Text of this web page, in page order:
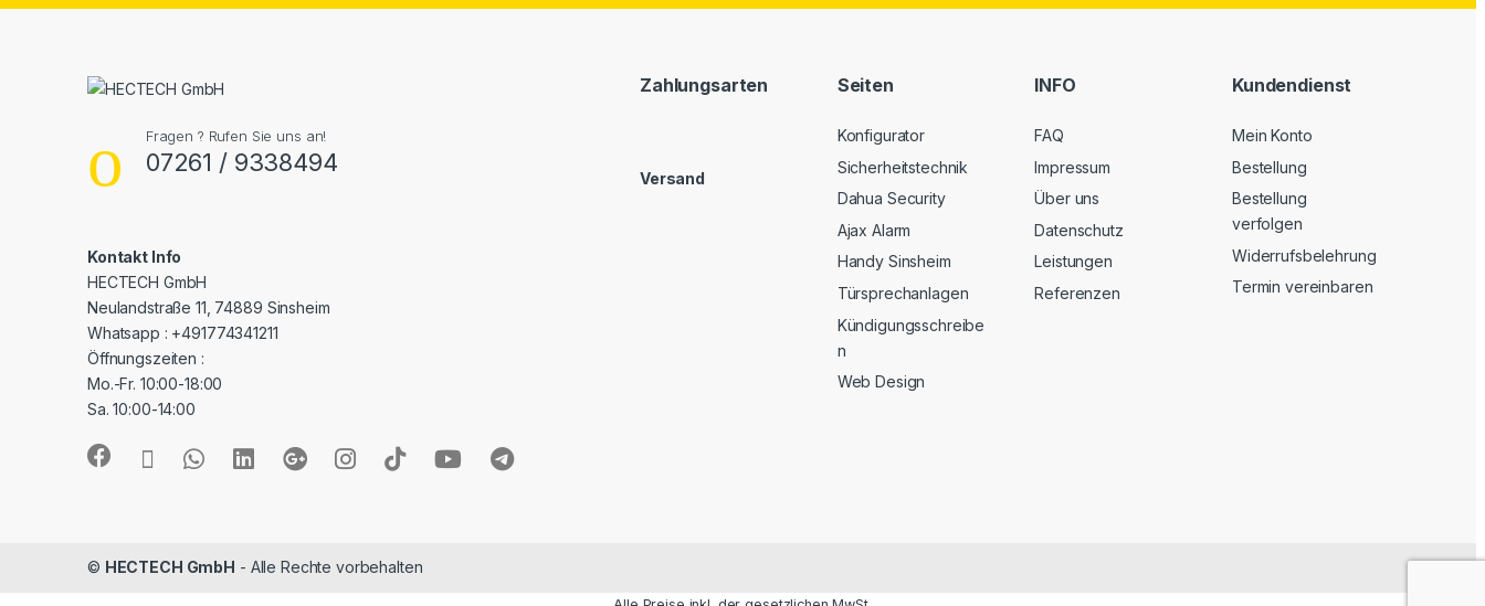
Fragen ? Rufen Sie uns an!
07261 / 9338494
Kontakt Info
HECTECH GmbH
Neulandstraße 11, 74889 Sinsheim
Whatsapp : +491774341211
Öffnungszeiten :
Mo.-Fr. 10:00-18:00
Sa. 10:00-14:00
Zahlungsarten
Versand
Seiten
Konfigurator
Sicherheitstechnik
Dahua Security
Ajax Alarm
Handy Sinsheim
Türsprechanlagen
Kündigungsschreibe
n
Web Design
INFO
FAQ
Impressum
Über uns
Datenschutz
Leistungen
Referenzen
Kundendienst
Mein Konto
Bestellung
Bestellung
verfolgen
Widerrufsbelehrung
Termin vereinbaren
© HECTECH GmbH - Alle Rechte vorbehalten